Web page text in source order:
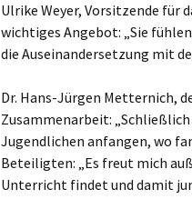
Ulrike Weyer, Vorsitzende für
wichtiges Angebot: „Sie
die Auseinandersetzung mit
Dr. Hans-Jürgen Metternich,
Zusammenarbeit:
Jugendlichen anfangen, wo
Beteiligten: „Es freut mich
Unterricht findet und damit